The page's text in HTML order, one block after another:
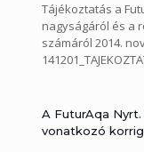
Tájékoztatás a
nagyságáról és a
számáról 2014.
A FuturAqa
vonatkozó